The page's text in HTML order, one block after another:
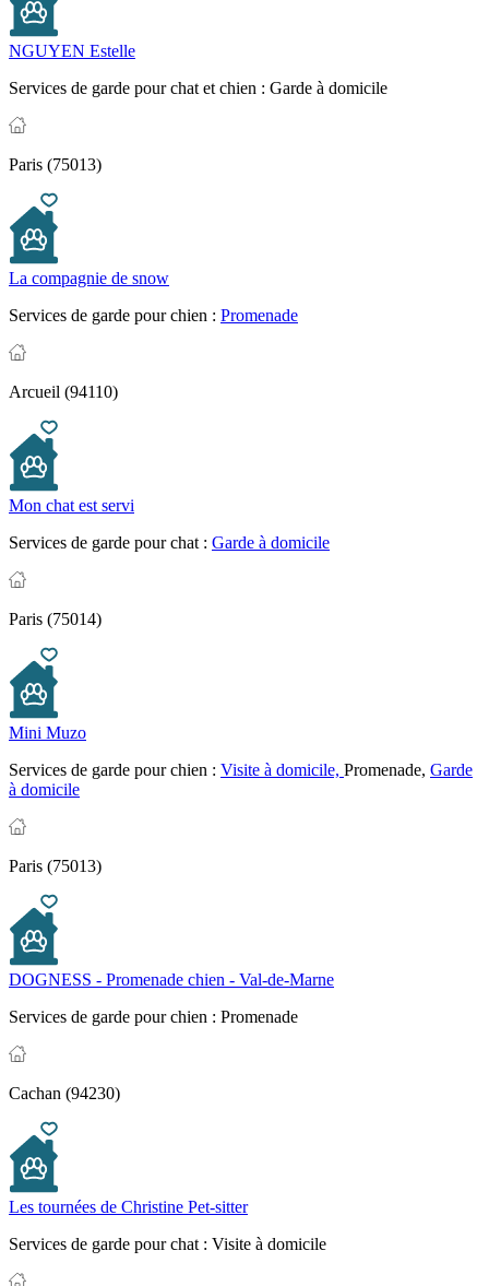
NGUYEN Estelle
Services de garde pour chat et chien : Garde à domicile
Paris (75013)
La compagnie de snow
Services de garde pour chien : Promenade
Arcueil (94110)
Mon chat est servi
Services de garde pour chat : Garde à domicile
Paris (75014)
Mini Muzo
Services de garde pour chien : Visite à domicile, Promenade, Garde
à domicile
Paris (75013)
DOGNESS - Promenade chien - Val-de-Marne
Services de garde pour chien : Promenade
Cachan (94230)
Les tournées de Christine Pet-sitter
Services de garde pour chat : Visite à domicile